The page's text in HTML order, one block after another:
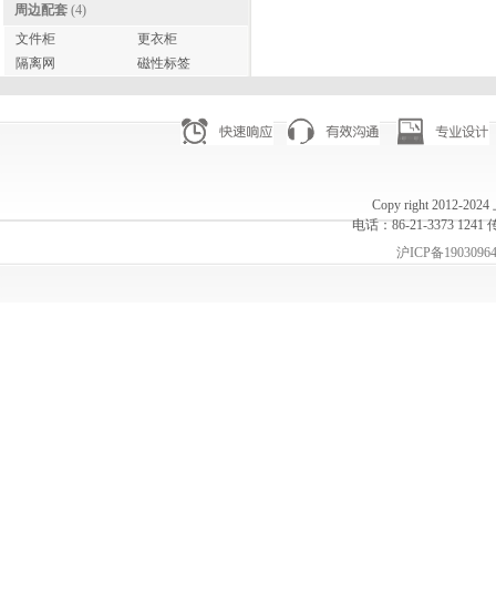
周边配套 (4)
文件柜
更衣柜
隔离网
磁性标签
Copy right 2012-
电话：86-21-3373 1241
沪ICP备